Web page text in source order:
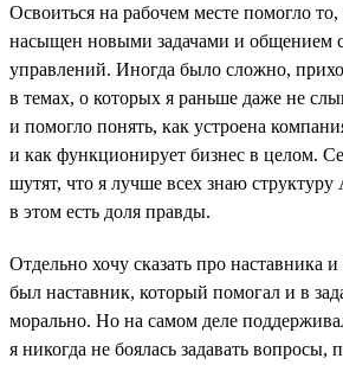
Освоиться на рабочем месте помогло
насыщен новыми задачами и общением
управлений. Иногда было сложно,
в темах, о которых я раньше даже не
и помогло понять, как устроена
и как функционирует бизнес в целом.
шутят, что я лучше всех знаю
в этом есть доля правды.
Отдельно хочу сказать про наставника
был наставник, который помогал и в
морально. Но на самом деле
я никогда не боялась задавать вопросы,